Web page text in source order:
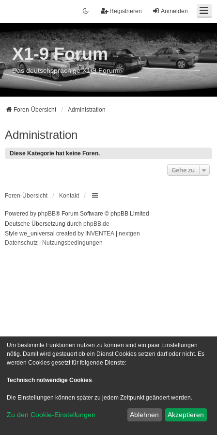
Anmelden
Registrieren
X1-9 Forum
Das deutschsprachige X1/9 Forum
Foren-Übersicht Administration
Administration
Diese Kategorie hat keine Foren.
Gehe zu
Foren-Übersicht Kontakt
Powered by phpBB® Forum Software © phpBB Limited
Deutsche Übersetzung durch phpBB.de
Style we_universal created by INVENTEA
nextgen
Datenschutz
Nutzungsbedingungen
Um bestimmte Funktionen nutzen zu können sind ein paar Einstellungen
nötig. Damit wird gesteuert ob ein Dienst Cookies setzen darf oder nicht. Es
werden Cookies gesetzt für folgende Dienste:
Technisch notwendige Cookies.
Die Einstellungen können später zu jedem Zeitpunkt geändert werden.
Zu den Cookie-Einstellungen Ablehnen Akzeptieren